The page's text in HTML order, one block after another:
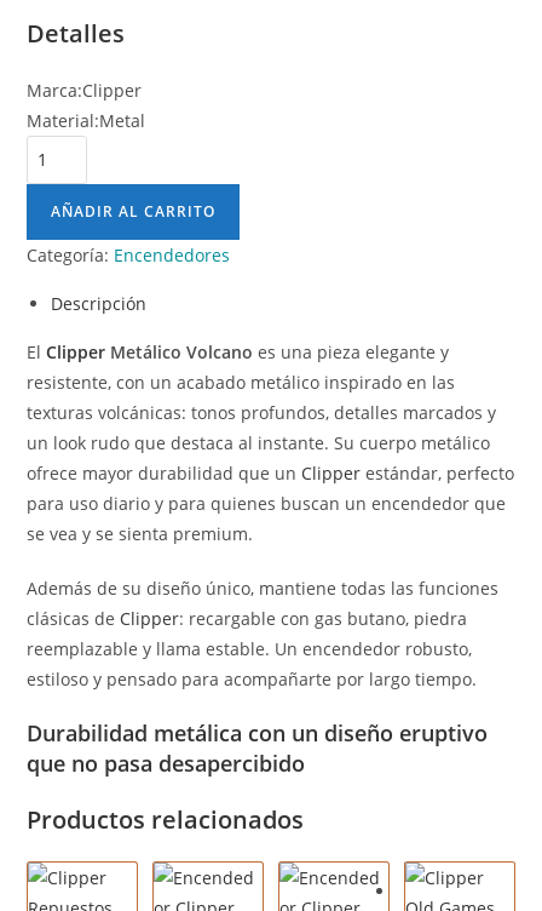
Detalles
Marca:Clipper
Material:Metal
AÑADIR AL CARRITO
Categoría: Encendedores
Descripción
ElClipper Metálico Volcano es una pieza elegante y
resistente, con un acabado metálico inspirado en las
texturas volcánicas: tonos profundos, detalles marcados y
un look rudo que destaca al instante. Su cuerpo metálico
ofrece mayor durabilidad que un Clipper estándar, perfecto
para uso diario y para quienes buscan un encendedor que
se vea y se sienta premium.
Además de su diseño único, mantiene todas las funciones
clásicas de Clipper: recargable con gas butano, piedra
reemplazable y llama estable. Un encendedor robusto,
estiloso y pensado para acompañarte por largo tiempo.
Durabilidad metálica con un diseño eruptivo
que no pasa desapercibido
Productos relacionados